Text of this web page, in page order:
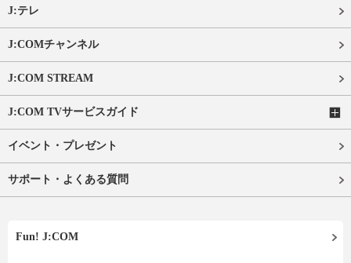
J:テレ
J:COMチャンネル
J:COM STREAM
J:COM TVサービスガイド
イベント・プレゼント
サポート・よくある質問
Fun! J:COM